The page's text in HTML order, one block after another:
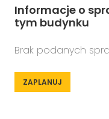
Informacje o
tym budynku
Brak podanych
ZAPLANUJ